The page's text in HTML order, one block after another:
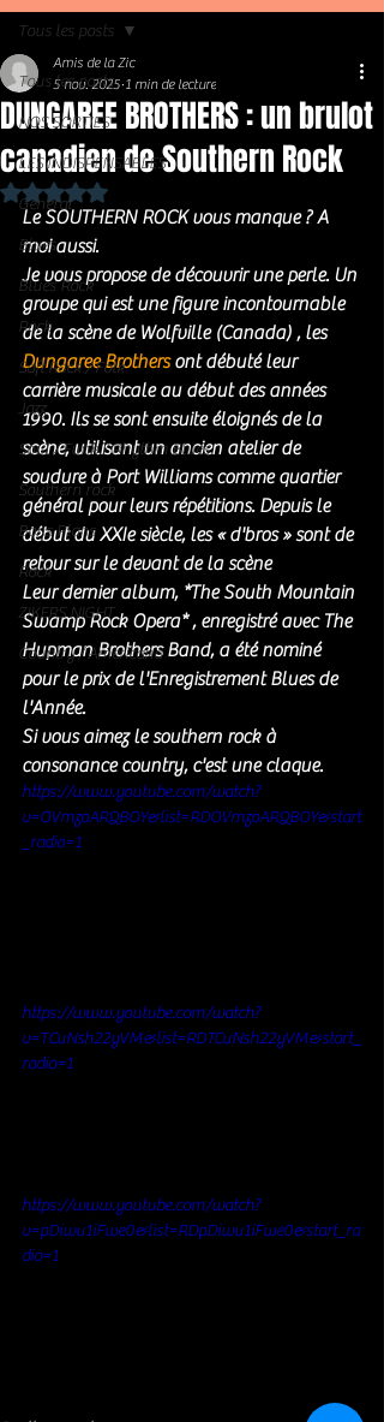
Tous les posts
NOS SORTIES
LES INDISPENSABLES
Général
Blues
Blues Rock
Rock
Soft Rock / Folk
Jazz
Soul / Funk / Rhythm Blues
Southern rock
Bons Plans
Rock
ZIKERS NIGHT
Country / Americana
Tous les posts
DUNGAREE BROTHERS : un brulot
canadien de Southern Rock
Amis de la Zic
5 nov. 2025 1 min de lecture
Noté NaN étoiles sur 5.
Le SOUTHERN ROCK vous manque ? A
moi aussi.
Je vous propose de découvrir une perle. Un
groupe qui est une figure incontournable
de la scène de Wolfville (Canada) , les
Dungaree Brothers ont débuté leur
carrière musicale au début des années
1990. Ils se sont ensuite éloignés de la
scène, utilisant un ancien atelier de
soudure à Port Williams comme quartier
général pour leurs répétitions. Depuis le
début du XXIe siècle, les « d'bros » sont de
retour sur le devant de la scène
Leur dernier album, *The South Mountain
Swamp Rock Opera* , enregistré avec The
Hupman Brothers Band, a été nominé
pour le prix de l'Enregistrement Blues de
l'Année.
Si vous aimez le southern rock à
consonance country, c'est une claque.
https://www.youtube.com/watch?
v=OVmzoARQBOY&list=RDOVmzoARQBOY&start
_radio=1
https://www.youtube.com/watch?
v=TCuNsh22yVM&list=RDTCuNsh22yVM&start_
radio=1
https://www.youtube.com/watch?
v=pDiwu1iFwe0&list=RDpDiwu1iFwe0&start_ra
dio=1